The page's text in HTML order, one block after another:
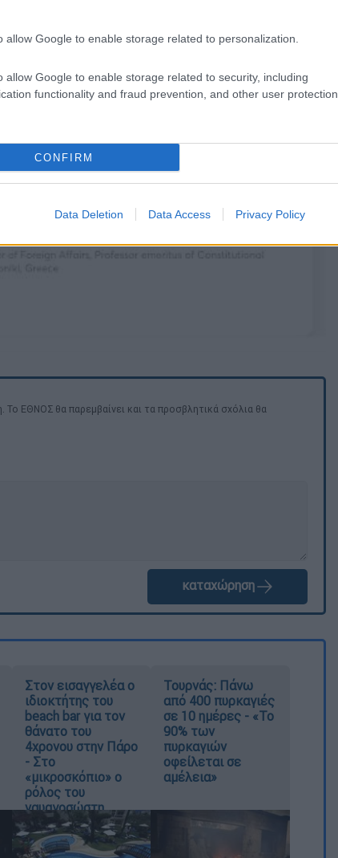
allow Google to enable storage related to personalization.
allow Google to enable storage related to security, including
functionality and fraud prevention, and other user protection.
CONFIRM
Data Deletion Data Access Privacy Policy
ΕΘΝΟΣ θα παρεμβαίνει και τα προσβλητικά σχόλια θα
καταχώρηση
Στον εισαγγελέα ο
ιδιοκτήτης του
beach bar για τον
θάνατο του
4χρονου στην Πάρο
- Στο
«μικροσκόπιο» ο
ρόλος του
ναυαγοσώστη
Τουρνάς: Πάνω
από 400 πυρκαγιές
σε 10 ημέρες - «Το
90% των
πυρκαγιών
οφείλεται σε
αμέλεια»